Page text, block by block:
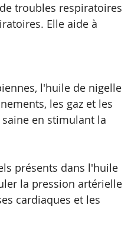
troubles respiratoires
Elle aide à
l'huile de nigelle
les gaz et les
en stimulant la
présents dans l'huile
la pression artérielle
cardiaques et les